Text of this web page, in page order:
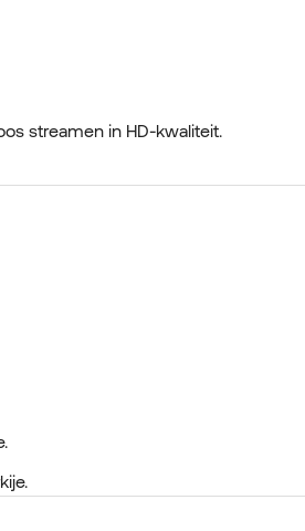
streamen in HD-kwaliteit.